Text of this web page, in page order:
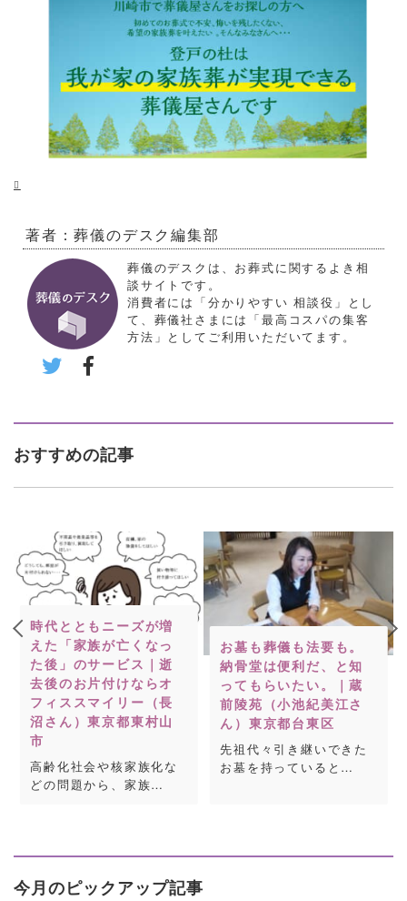
著者：葬儀のデスク編集部
葬儀のデスクは、お葬式に関するよき相
談サイトです。
消費者には「分かりやすい 相談役」とし
て、葬儀社さまには「最高コスパの集客
方法」としてご利用いただいてます。
おすすめの記事
時代とともニーズが増
えた「家族が亡くなっ
た後」のサービス｜逝
去後のお片付けならオ
フィススマイリー（長
沼さん）東京都東村山
市
高齢化社会や核家族化な
どの問題から、家族…
お墓も葬儀も法要も。
納骨堂は便利だ、と知
ってもらいたい。｜蔵
前陵苑（小池紀美江さ
ん）東京都台東区
先祖代々引き継いできた
お墓を持っていると…
今月のピックアップ記事